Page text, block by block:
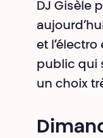
DJ Gisèle
et
public qui
un choix